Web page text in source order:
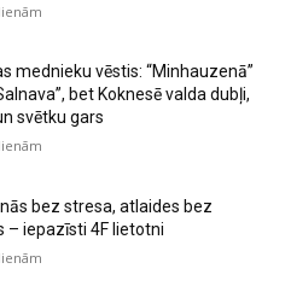
mednieku vēstis: “Minhauzenā”
bet Koknesē valda dubļi,
svētku gars
bez stresa, atlaides bez
– iepazīsti 4F lietotni